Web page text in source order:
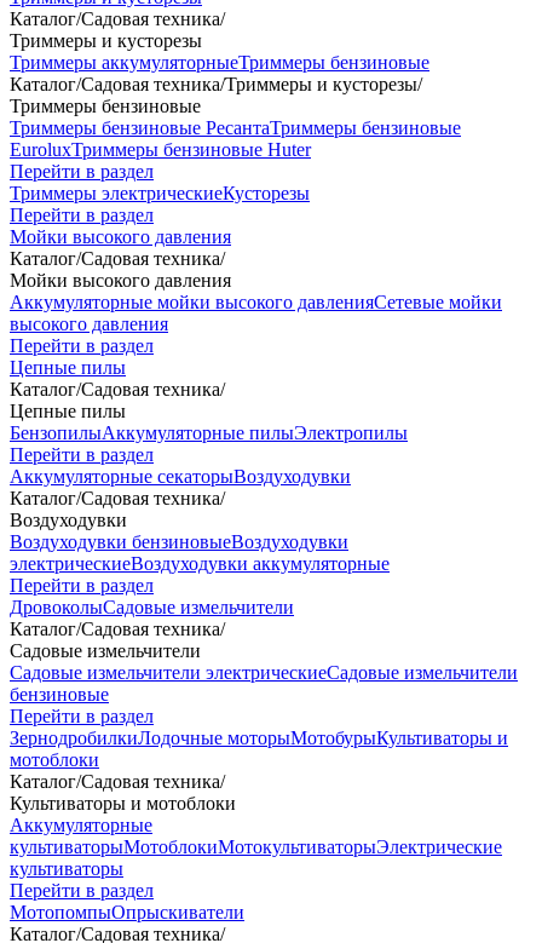
Каталог/Садовая техника/
Триммеры и кусторезы
Триммеры аккумуляторныеТриммеры бензиновые
Каталог/Садовая техника/Триммеры и кусторезы/
Триммеры бензиновые
Триммеры бензиновые РесантаТриммеры бензиновые
EuroluxТриммеры бензиновые Huter
Перейти в раздел
Триммеры электрическиеКусторезы
Перейти в раздел
Мойки высокого давления
Каталог/Садовая техника/
Мойки высокого давления
Аккумуляторные мойки высокого давленияСетевые мойки
высокого давления
Перейти в раздел
Цепные пилы
Каталог/Садовая техника/
Цепные пилы
БензопилыАккумуляторные пилыЭлектропилы
Перейти в раздел
Аккумуляторные секаторыВоздуходувки
Каталог/Садовая техника/
Воздуходувки
Воздуходувки бензиновыеВоздуходувки
электрическиеВоздуходувки аккумуляторные
Перейти в раздел
ДровоколыСадовые измельчители
Каталог/Садовая техника/
Садовые измельчители
Садовые измельчители электрическиеСадовые измельчители
бензиновые
Перейти в раздел
ЗернодробилкиЛодочные моторыМотобурыКультиваторы и
мотоблоки
Каталог/Садовая техника/
Культиваторы и мотоблоки
Аккумуляторные
культиваторыМотоблокиМотокультиваторыЭлектрические
культиваторы
Перейти в раздел
МотопомпыОпрыскиватели
Каталог/Садовая техника/